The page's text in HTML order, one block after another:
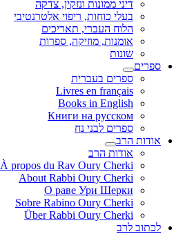
דיני ממונות ונזקין, צדקה
בעלי כוחות, ריפוי אלטרנטיבי
הלוח העברי, תאריכים
אומנות, מוזיקה, ספרות
שונות
ספרים
ספרים בעברית
Livres en français
Books in English
Книги на русском
ספרים לבני נח
אודות הרב
אודות הרב
À propos du Rav Oury Cherki
About Rabbi Oury Cherki
О раве Ури Шерки
Sobre Rabino Oury Cherki
Über Rabbi Oury Cherki
לכתוב לרב